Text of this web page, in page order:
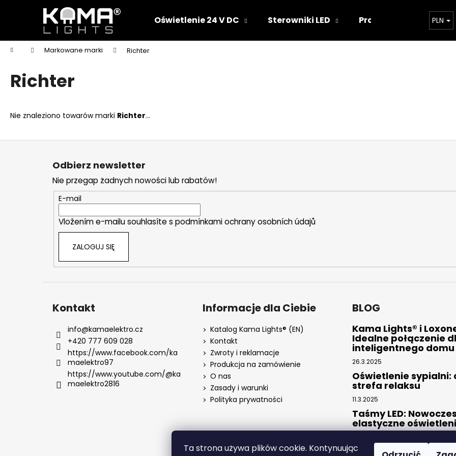
Ta strona używa plików cookie. Kontynuując
Oświetlenie 24 V DC Sterowniki LED Projekty oświetlenia
PLN
Home Markowane marki Richter
Richter
Nie znaleziono towarów marki Richter...
z
powrotem
do sklepu
powrotem
do sklepu
Polecamy
S
Odbierz newsletter
Nie przegap żadnych nowości lub rabatów!
E-mail
Vložením e-mailu souhlasíte s podmínkami ochrany osobních údajů
ZALOGUJ SIĘ
Kontakt
info@kamaelektro.cz
+420 777 609 028
https://www.facebook.com/ka
maelektro97
https://www.youtube.com/@ka
maelektro2816
Informacje dla Ciebie
Katalog Kama Lights® (EN)
Kontakt
Zwroty i reklamacje
Produkcja na zamówienie
O nas
Zasady i warunki
Polityka prywatności
BLOG
Kama Lights® i
Idealne połączenie
inteligentnego domu
26.3.2025
Oświetlenie sypialni:
strefa relaksu
11.3.2025
Taśmy LED:
elastyczne